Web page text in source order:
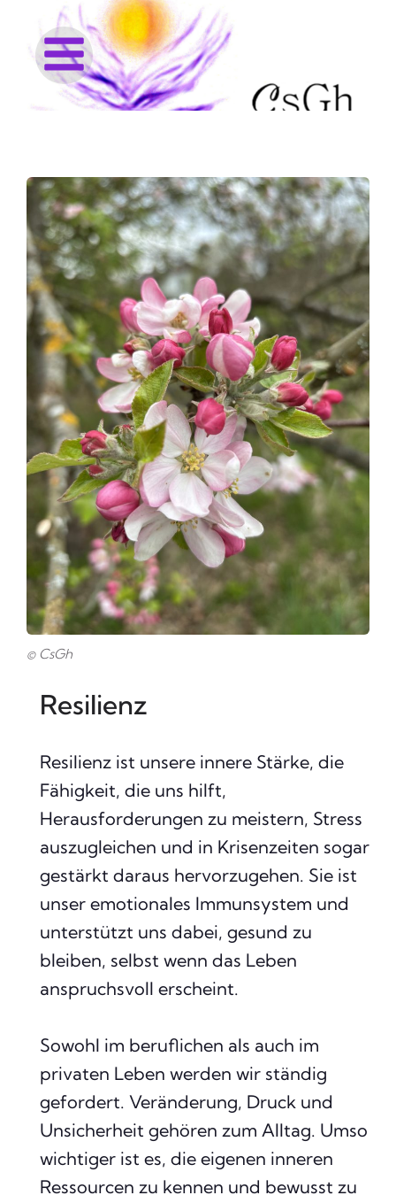
© CsGh
Resilienz
Resilienz ist unsere innere Stärke, die
Fähigkeit, die uns hilft,
Herausforderungen zu meistern, Stress
auszugleichen und in Krisenzeiten sogar
gestärkt daraus hervorzugehen. Sie ist
unser emotionales Immunsystem und
unterstützt uns dabei, gesund zu
bleiben, selbst wenn das Leben
anspruchsvoll erscheint.
Sowohl im beruflichen als auch im
privaten Leben werden wir ständig
gefordert. Veränderung, Druck und
Unsicherheit gehören zum Alltag. Umso
wichtiger ist es, die eigenen inneren
Ressourcen zu kennen und bewusst zu